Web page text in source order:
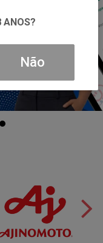
ANOS?
Não